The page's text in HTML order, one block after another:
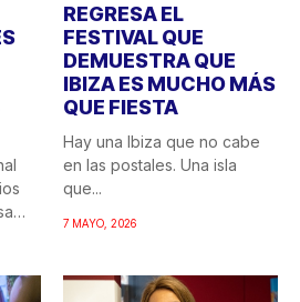
REGRESA EL
FESTIVAL QUE
DEMUESTRA QUE
IBIZA ES MUCHO MÁS
QUE FIESTA
Hay una Ibiza que no cabe
en las postales. Una isla
que...
7 MAYO, 2026